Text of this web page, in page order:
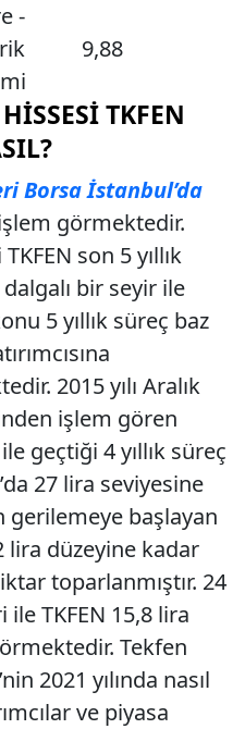
-
9,88
TKFEN
Borsa İstanbul’da
görmektedir.
son 5 yıllık
bir seyir ile
5 yıllık süreç baz
2015 yılı Aralık
işlem gören
geçtiği 4 yıllık süreç
27 lira seviyesine
gerilemeye başlayan
lira düzeyine kadar
toparlanmıştır. 24
TKFEN 15,8 lira
Tekfen
2021 yılında nasıl
ve piyasa